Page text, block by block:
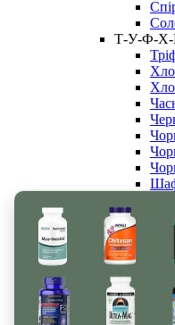
Т-У-Ф-
Гриби